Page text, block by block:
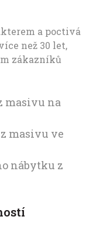
a poctivá
než 30 let,
zákazníků
masivu na
masivu ve
nábytku z